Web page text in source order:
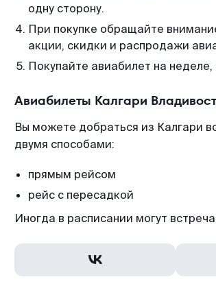
одну сторону.
При покупке обращайте
акции, скидки и распродажи
Покупайте авиабилет на
Авиабилеты Калгари
Вы можете добраться из Калгари
двумя способами:
прямым рейсом
рейс с пересадкой
Иногда в расписании могут